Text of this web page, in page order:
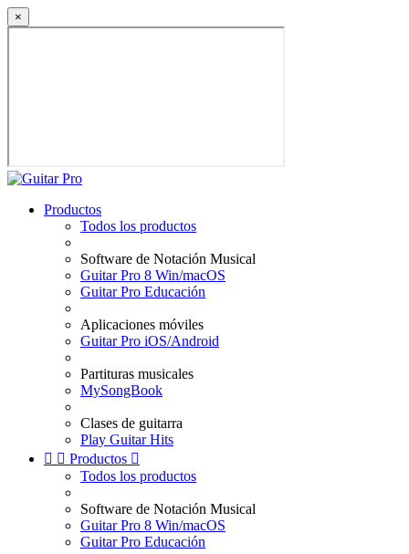
×
Productos
Todos los productos
Software de Notación Musical
Guitar Pro 8 Win/macOS
Guitar Pro Educación
Aplicaciones móviles
Guitar Pro iOS/Android
Partituras musicales
MySongBook
Clases de guitarra
Play Guitar Hits
  Productos 
Todos los productos
Software de Notación Musical
Guitar Pro 8 Win/macOS
Guitar Pro Educación